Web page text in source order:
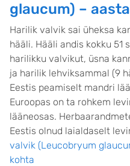
glaucum) –
Harilik valvik sai üheksa
hääli. Hääli andis kokku 51
harilikku valvikut, üsna
ja harilik lehviksammal (9
Eestis peamiselt mandri
Euroopas on ta rohkem
lääneosas.
Eestis olnud laialdaselt
valvik (Leucobryum
kohta